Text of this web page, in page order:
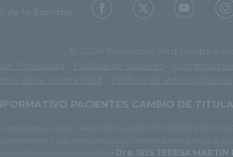
© 2026 Recoletas Red Hospitalaria
de Privacidad Política de cookies
de la comunidad Política de videovigilancia
PACIENTES CAMBIO DE
en el art. 14 del REGLAMENTO 2016/679 DEL
y a la libre circulación de estos datos de que
de análisis clínicos de la Dra. IRIS TERESA MARTIN